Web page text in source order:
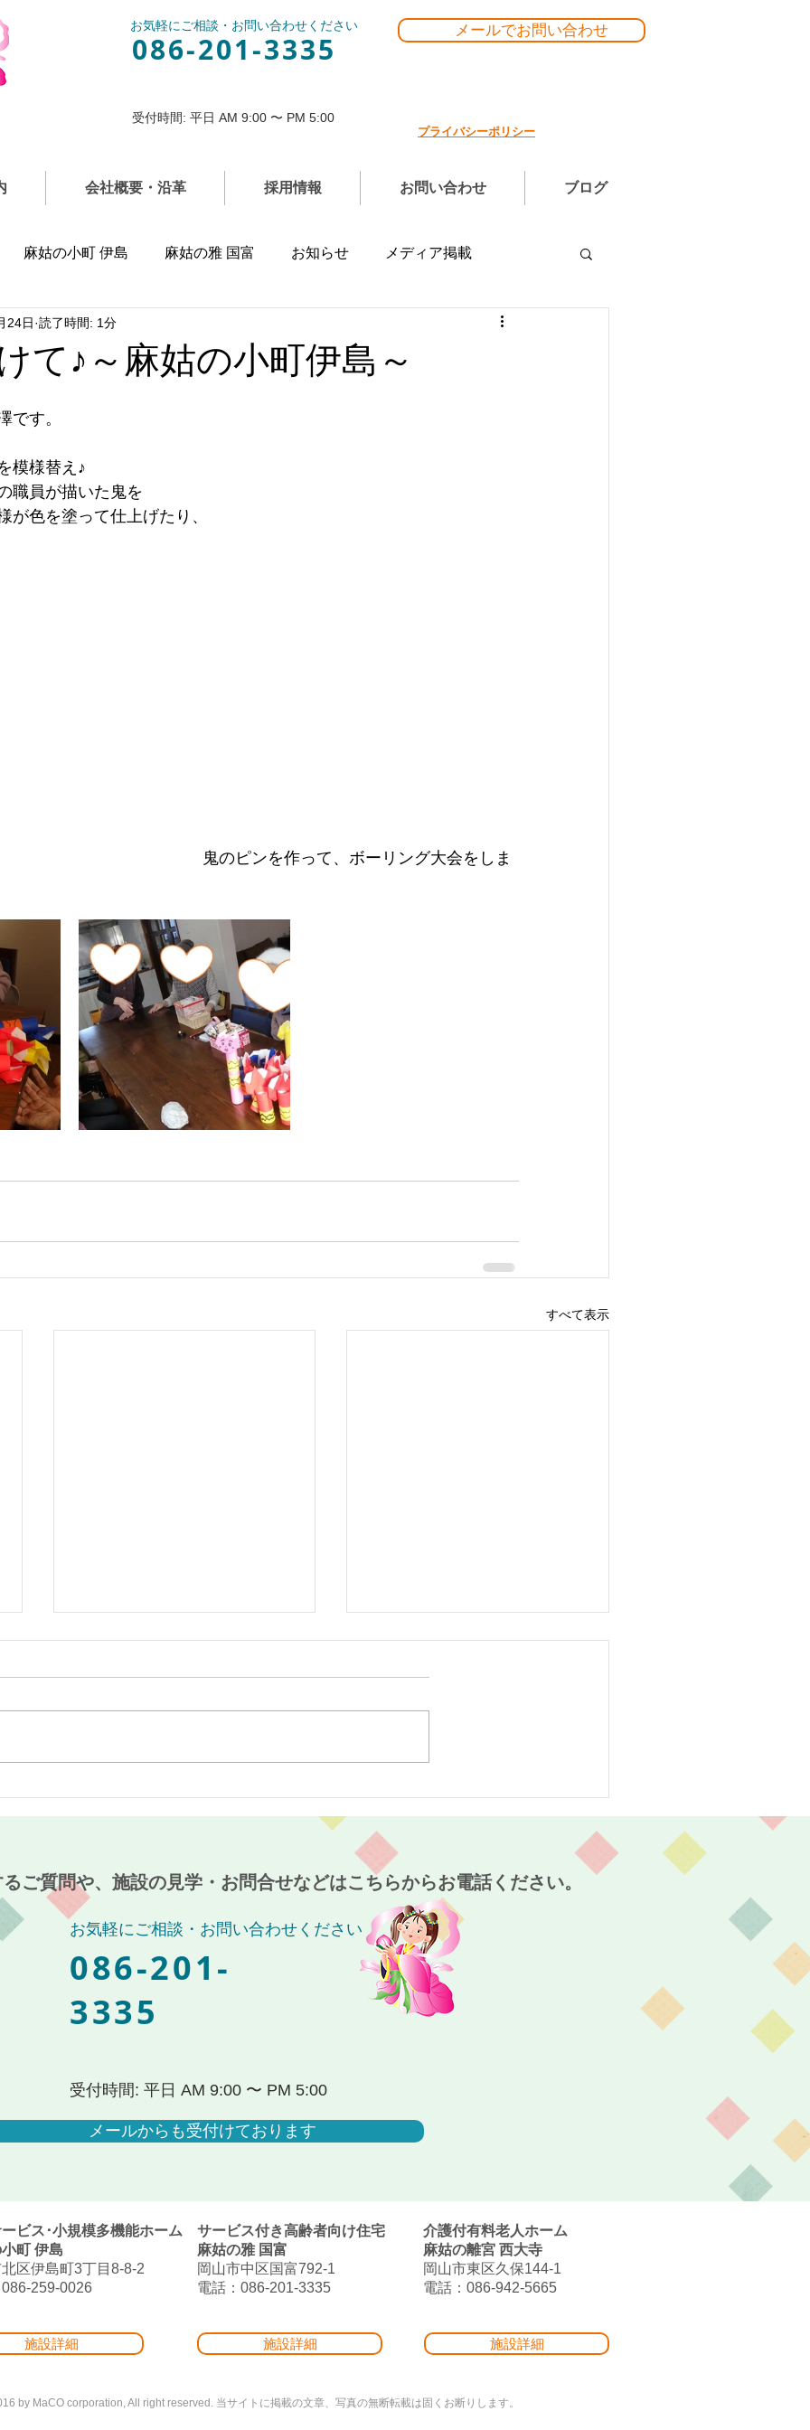
086-201-3335
お気軽にご相談・お問い合わせください
受付時間: 平日 AM 9:00 〜 PM 5:00
メールでお問い合わせ
プライバシーポリシー
会社概要・沿革 採用情報 お問い合わせ ブログ
麻姑の小町 伊島 麻姑の雅 国富 お知らせ メディア掲載
て♪～麻姑の小町伊島～
24日 読了時間: 1分
です。
模様替え♪
職員が描いた鬼を
が色を塗って仕上げたり、
鬼のピンを作って、ボーリング大会をしま
すべて表示
ご質問や、施設の見学・お問合せなどはこちらからお電話ください。
お気軽にご相談・お問い合わせください
086-201-
3335
受付時間: 平日 AM 9:00 〜 PM 5:00
メールからも受付けております
ビス･小規模多機能ホーム
町 伊島
区伊島町3丁目8-8-2
259-0026
サービス付き高齢者向け住宅
麻姑の雅 国富
岡山市中区国富792-1
電話：086-201-3335
介護付有料老人ホーム
麻姑の離宮 西大寺
岡山市東区久保144-1
電話：086-942-5665
施設詳細 施設詳細 施設詳細
by MaCO corporation, All right reserved. 当サイトに掲載の文章、写真の無断転載は固くお断りします。